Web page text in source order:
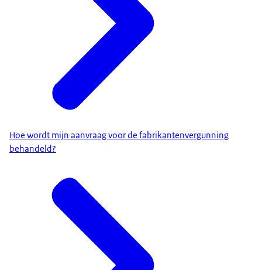
Hoe wordt mijn aanvraag voor de fabrikantenvergunning
behandeld?